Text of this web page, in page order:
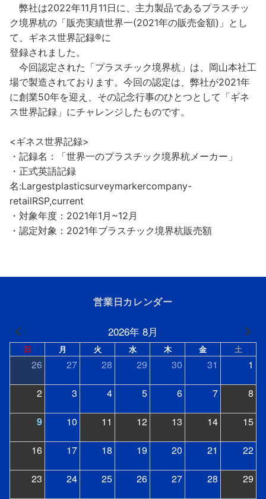
弊社は2022年11月11日に、主力製品であるプラスチッ
ク境界杭の「販売実績世界一(2021年の販売金額)」とし
て、ギネス世界記録®に
登録されました。
今回認定された「プラスチック境界杭」は、岡山本社工
場で製造されております。今回の認定は、弊社が2021年
に創業50年を迎え、その記念行事のひとつとして「ギネ
ス世界記録」にチャレンジしたものです。
<ギネス世界記録>
・記録名：「世界一のプラスチック境界杭メーカー」
・正式英語記録
名:Largestplasticsurveymarkercompany-
retailRSP,current
・対象年度：2021年1月~12月
・認定対象：2021年ブラスチック境界杭販売額
営業日カレンダー
2026年 8月
日 月 火 水 木 金 土
26 27 28 29 30 31 1
2 3 4 5 6 7 8
9 10 11 12 13 14 15
16 17 18 19 20 21 22
23 24 25 26 27 28 29